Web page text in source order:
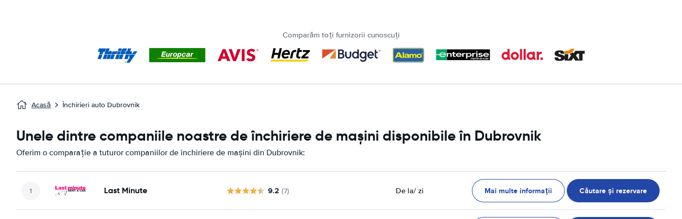
Comparăm toți furnizorii cunoscuți
Acasă Închirieri auto Dubrovnik
Unele dintre companiile noastre de închiriere de mașini disponibile în Dubrovnik
Oferim o comparație a tuturor companiilor de închiriere de mașini din Dubrovnik:
Last Minute 9.2 (7) De la/ zi Mai multe informații Căutare și rezervare